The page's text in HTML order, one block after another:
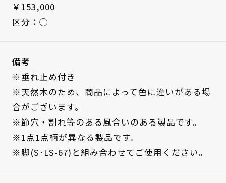
￥153,000
区分：◯
備考
※垂れ止め付き
※天然木のため、商品によって色に違いがある場
合がございます。
※節穴・割れ等のある風合いのある製品です。
※1点1点柄が異なる製品です。
※脚(S･LS-67)と組み合わせてご使用ください。